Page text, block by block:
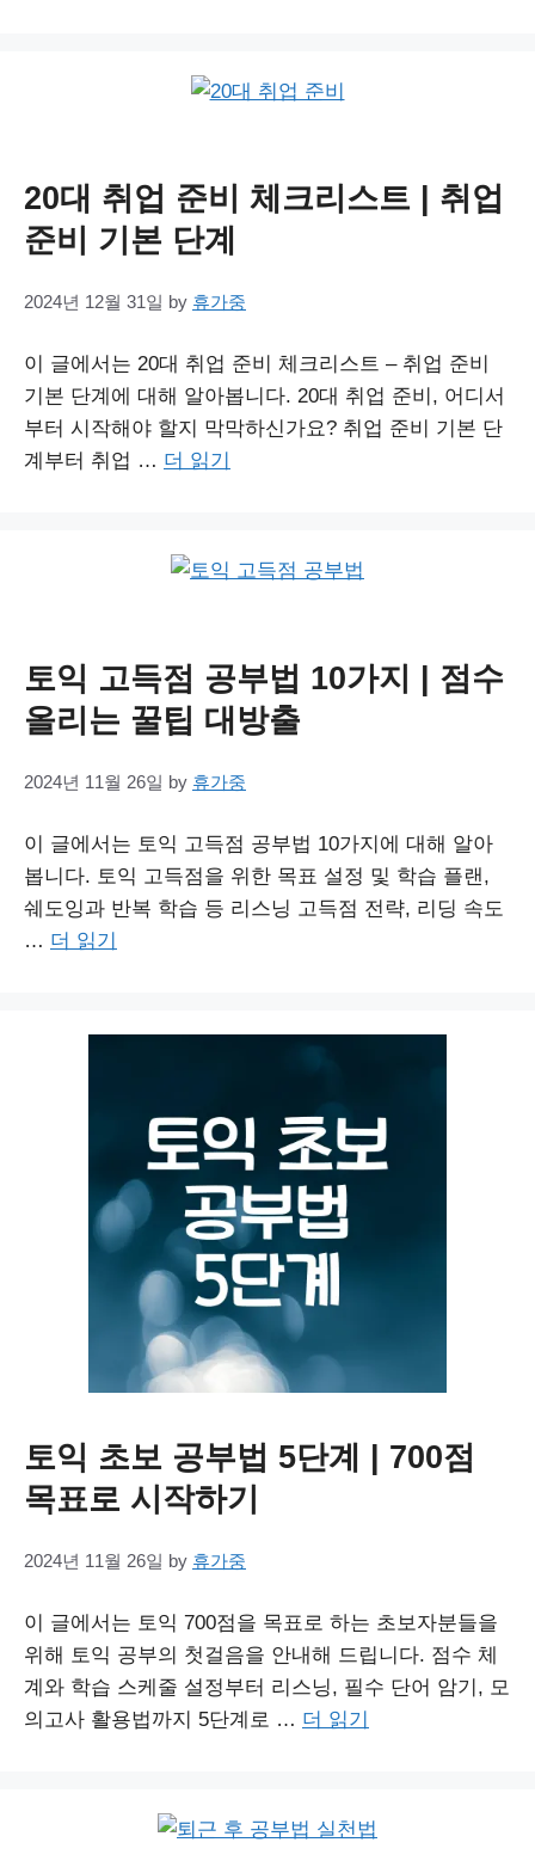
20대 취업 준비 체크리스트 | 취업
준비 기본 단계
2024년 12월 31일 by 휴가중
이 글에서는 20대 취업 준비 체크리스트 – 취업 준비
기본 단계에 대해 알아봅니다. 20대 취업 준비, 어디서
부터 시작해야 할지 막막하신가요? 취업 준비 기본 단
계부터 취업 … 더 읽기
토익 고득점 공부법 10가지 | 점수
올리는 꿀팁 대방출
2024년 11월 26일 by 휴가중
이 글에서는 토익 고득점 공부법 10가지에 대해 알아
봅니다. 토익 고득점을 위한 목표 설정 및 학습 플랜,
쉐도잉과 반복 학습 등 리스닝 고득점 전략, 리딩 속도
… 더 읽기
토익 초보 공부법 5단계 | 700점
목표로 시작하기
2024년 11월 26일 by 휴가중
이 글에서는 토익 700점을 목표로 하는 초보자분들을
위해 토익 공부의 첫걸음을 안내해 드립니다. 점수 체
계와 학습 스케줄 설정부터 리스닝, 필수 단어 암기, 모
의고사 활용법까지 5단계로 … 더 읽기